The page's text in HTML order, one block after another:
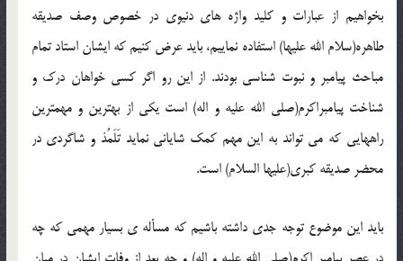
بخواهیم از عبارات و کلید واژه های دنیوی در خصوص وصف صدیقه
طاهره(سلام الله علیها) استفاده نماییم، باید عرض کنیم که ایشان استاد تمام
مباحث پیامبر و نبوت شناسی بودند. از این رو اگر کسی خواهان درک و
شناخت پیامبراکرم(صلی الله علیه و اله) است یکی از بهترین و مهمترین
راههایی که می تواند به این مهم کمک شایانی نماید تَلَمُذ و شاگردی در
محضر صدیقه کبری(علیها السلام) است.
باید این موضوع توجه جدی داشته باشیم که مسأله ی بسیار مهمی که چه